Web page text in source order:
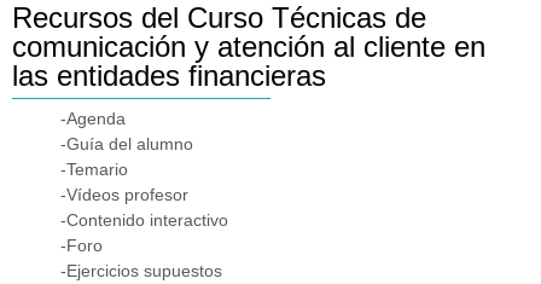
Recursos del Curso Técnicas de
comunicación y atención al cliente en
las entidades financieras
-Agenda
-Guía del alumno
-Temario
-Vídeos profesor
-Contenido interactivo
-Foro
-Ejercicios supuestos